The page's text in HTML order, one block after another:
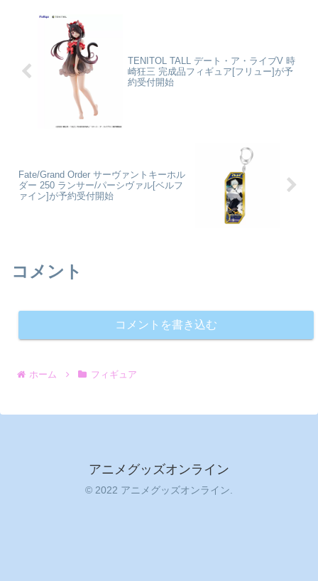
サイトで検...
TENITOL TALL デート・ア・ライブV 時
崎狂三 完成品フィギュア[フリュー]が予
約受付開始
Fate/Grand Order サーヴァントキーホル
ダー 250 ランサー/パーシヴァル[ベルフ
ァイン]が予約受付開始
コメント
コメントを書き込む
ホーム フィギュア
アニメグッズオンライン
© 2022 アニメグッズオンライン.